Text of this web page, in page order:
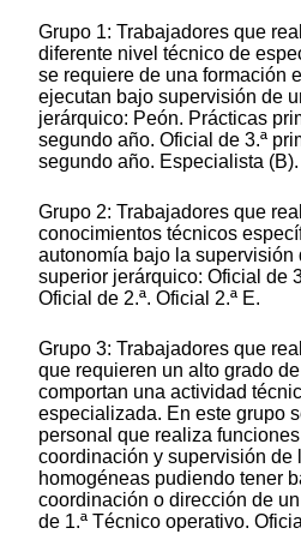
Grupo 1: Trabajadores que
diferente nivel técnico de
se requiere de una formación
ejecutan bajo supervisión de
jerárquico: Peón. Prácticas
segundo año. Oficial de 3.ª
segundo año. Especialista (B).
Grupo 2: Trabajadores que
conocimientos técnicos
autonomía bajo la supervisión
superior jerárquico: Oficial de
Oficial de 2.ª. Oficial 2.ª E.
Grupo 3: Trabajadores que
que requieren un alto grado
comportan una actividad
especializada. En este grupo
personal que realiza
coordinación y supervisión de
homogéneas pudiendo tener
coordinación o dirección de
de 1.ª Técnico operativo.